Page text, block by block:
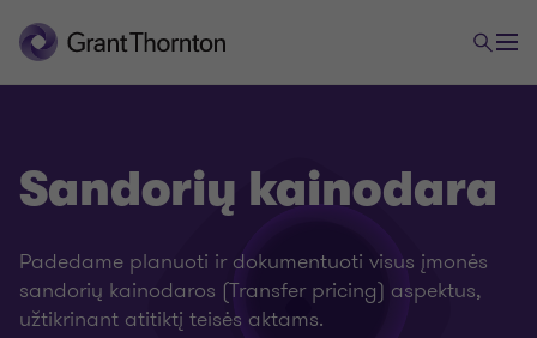
Mokesčiai
Sandorių kainodara
Padedame planuoti ir dokumentuoti visus įmonės
sandorių kainodaros (Transfer pricing) aspektus,
užtikrinant atitiktį teisės aktams.